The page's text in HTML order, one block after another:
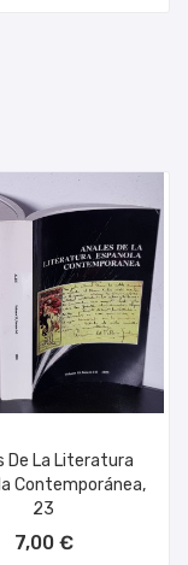
De La Literatura
Contemporánea,
23
7,00 €